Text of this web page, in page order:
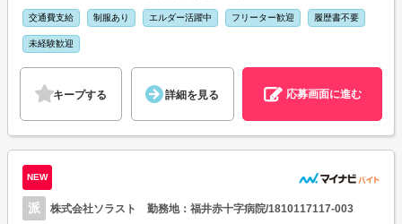
交通費支給 制服あり エルダー活躍中 フリーター歓迎 履歴書不要
未経験歓迎
キープする 詳細を見る 応募画面に進む
NEW
派 株式会社ソラスト 勤務地：福井赤十字病院/1810117117-003